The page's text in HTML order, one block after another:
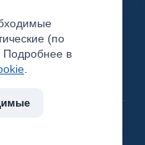
сайт
(по
Подробнее в